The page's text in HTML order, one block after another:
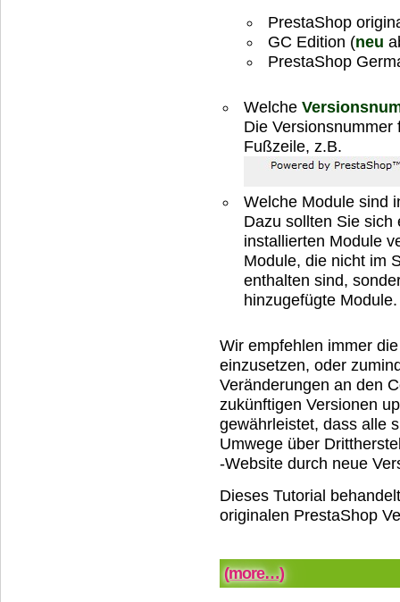
PrestaShop
GC Edition (neu
PrestaShop
Welche
Die
Fußzeile, z.B.
Welche Module sind
Dazu sollten Sie sich
installierten Module
Module, die nicht im
enthalten sind,
hinzugefügte Module.
Wir empfehlen immer
einzusetzen, oder
Veränderungen an den
zukünftigen Versionen
gewährleistet, dass alle
Umwege über
-Website durch neue
Dieses Tutorial
originalen PrestaShop
(more…)